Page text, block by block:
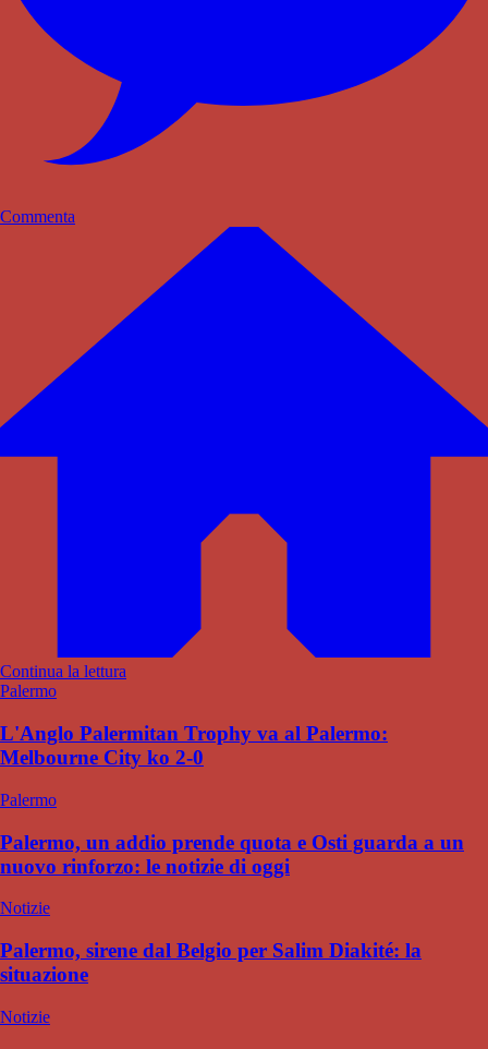
Commenta
Continua la lettura
Palermo
L'Anglo Palermitan Trophy va al Palermo:
Melbourne City ko 2-0
Palermo
Palermo, un addio prende quota e Osti guarda a un
nuovo rinforzo: le notizie di oggi
Notizie
Palermo, sirene dal Belgio per Salim Diakité: la
situazione
Notizie